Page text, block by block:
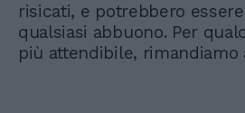
risicati, e potrebbero
qualsiasi abbuono. Per
più attendibile, rimandiamo